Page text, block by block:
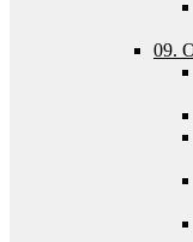
09.